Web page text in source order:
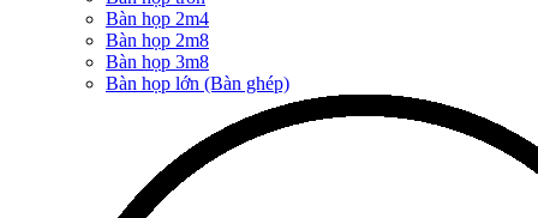
Bàn họp 2m4
Bàn họp 2m8
Bàn họp 3m8
Bàn họp lớn (Bàn ghép)